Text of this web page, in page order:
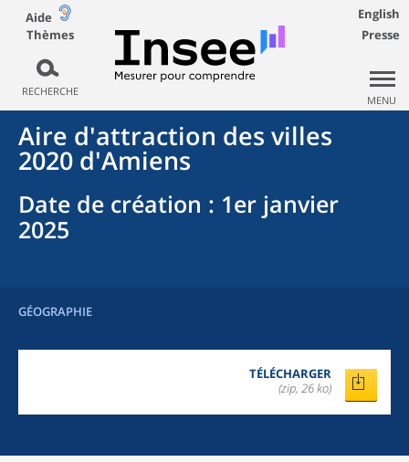
Aide
Thèmes
RECHERCHE
English
Presse
MENU
Aire d'attraction des villes
2020 d'Amiens
Date de création : 1er janvier
2025
GÉOGRAPHIE
TÉLÉCHARGER
(zip, 26 ko)